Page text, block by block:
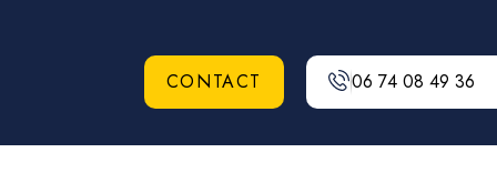
CONTACT 06 74 08 49 36